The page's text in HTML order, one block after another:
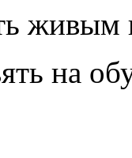
живым
на